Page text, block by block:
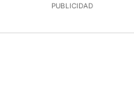
PUBLICIDAD